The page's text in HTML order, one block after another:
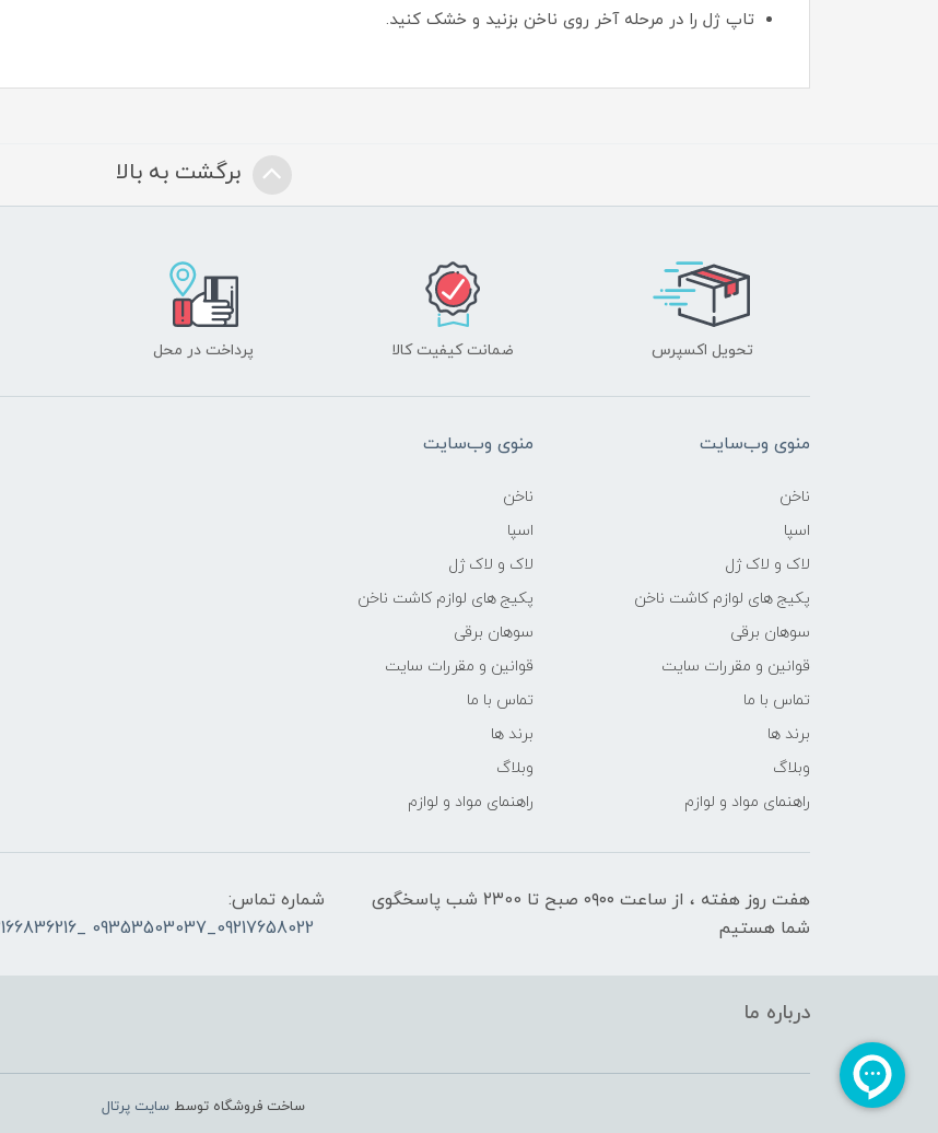
تاپ ژل را در مرحله آخر روی ناخن بزنید و خشک کنید.
برگشت به بالا
تحویل اکسپرس ضمانت کیفیت کالا پرداخت در محل
منوی وب‌سایت
ناخن
اسپا
لاک و لاک ژل
پکیج های لوازم کاشت ناخن
سوهان برقی
قوانین و مقررات سایت
تماس با ما
برند ها
وبلاگ
راهنمای مواد و لوازم
منوی وب‌سایت
ناخن
اسپا
لاک و لاک ژل
پکیج های لوازم کاشت ناخن
سوهان برقی
قوانین و مقررات سایت
تماس با ما
برند ها
وبلاگ
راهنمای مواد و لوازم
هفت روز هفته ، از ساعت ۰۹۰۰ صبح تا ۲۳00 شب پاسخگوی
شما هستیم
شماره تماس:
09217658022_09353503037 _02166836216
درباره ما
ساخت فروشگاه توسط سایت پرتال